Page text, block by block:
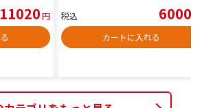
11020円
税込 6000
カートに入れる